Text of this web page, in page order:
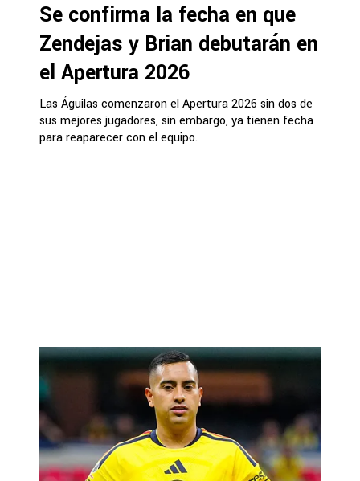
Se confirma la fecha en que
Zendejas y Brian debutarán en
el Apertura 2026
Las Águilas comenzaron el Apertura 2026 sin dos de
sus mejores jugadores, sin embargo, ya tienen fecha
para reaparecer con el equipo.